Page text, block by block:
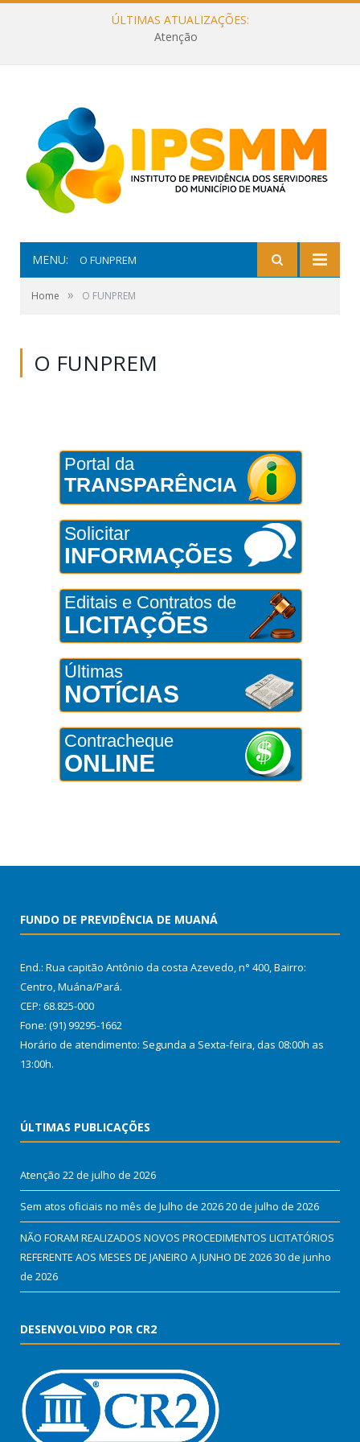
ÚLTIMAS ATUALIZAÇÕES:
Atenção
MENU: O FUNPREM
Home » O FUNPREM
O FUNPREM
Portal da
TRANSPARÊNCIA
Solicitar
INFORMAÇÕES
Editais e Contratos de
LICITAÇÕES
Últimas
NOTÍCIAS
Contracheque
ONLINE
FUNDO DE PREVIDÊNCIA DE MUANÁ
End.: Rua capitão Antônio da costa Azevedo, n° 400, Bairro:
Centro, Muána/Pará.
CEP: 68.825-000
Fone: (91) 99295-1662
Horário de atendimento: Segunda a Sexta-feira, das 08:00h as
13:00h.
ÚLTIMAS PUBLICAÇÕES
Atenção 22 de julho de 2026
Sem atos oficiais no mês de Julho de 202620 de julho de 2026
NÃO FORAM REALIZADOS NOVOS PROCEDIMENTOS LICITATÓRIOS
REFERENTE AOS MESES DE JANEIRO A JUNHO DE 202630 de junho
de 2026
DESENVOLVIDO POR CR2